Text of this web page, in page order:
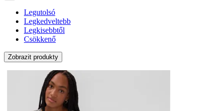
Legutolsó
Legkedveltebb
Legkisebbtől
Csökkenő
Zobrazit produkty